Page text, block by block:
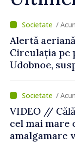
/
Alertă
Circulația pe
Udobnoe,
/
VIDEO //
cel mai mare
amalgamare